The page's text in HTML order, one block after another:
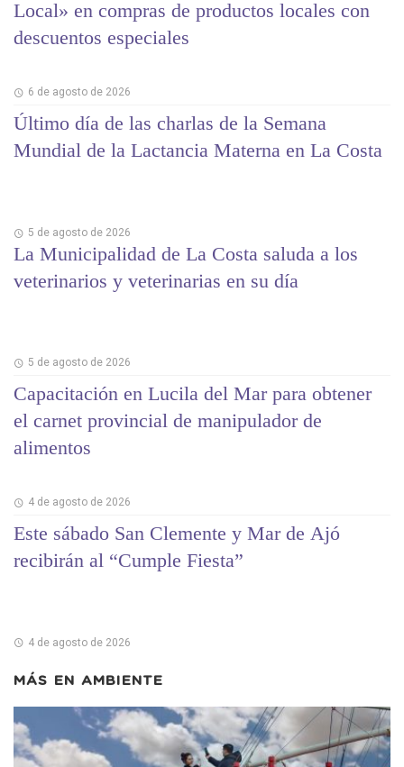
Local» en compras de productos locales con
descuentos especiales
6 de agosto de 2026
Último día de las charlas de la Semana
Mundial de la Lactancia Materna en La Costa
5 de agosto de 2026
La Municipalidad de La Costa saluda a los
veterinarios y veterinarias en su día
5 de agosto de 2026
Capacitación en Lucila del Mar para obtener
el carnet provincial de manipulador de
alimentos
4 de agosto de 2026
Este sábado San Clemente y Mar de Ajó
recibirán al “Cumple Fiesta”
4 de agosto de 2026
MÁS EN AMBIENTE